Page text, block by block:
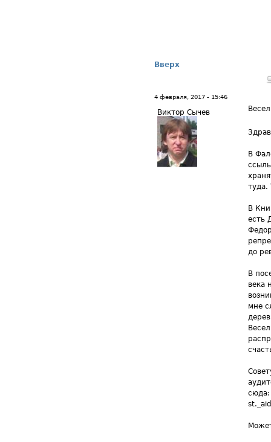
Вверх
4 февраля, 2017 - 15:46
Виктор Сычев
В
туда.
В
есть
до
В
века
мне
сюда: